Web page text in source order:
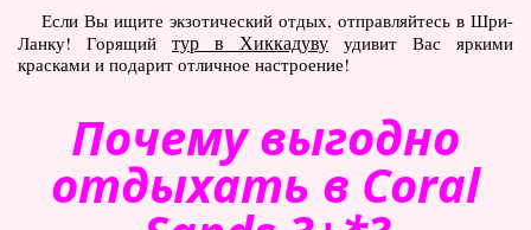
Украина от $11
Горящие туры
Автобусные туры
Туры по Украине
Если Вы ищите экзотический отдых, отправляйтесь в Шри-
Ланку! Горящий тур в Хиккадуву удивит Вас яркими
красками и подарит отличное настроение!
Почему выгодно
отдыхать в Coral